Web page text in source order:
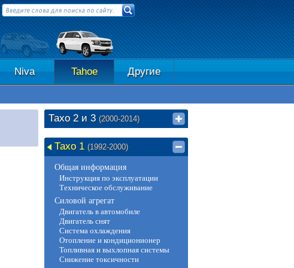
Niva Tahoe Другие
Тахо 2 и 3 (2000-2014)
Тахо 1 (1992-2000)
Общая информация
Инструкция по эксплуатации
Техническое обслуживание
Силовой агрегат
Двигатель в автомобиле
Двигатель снят
Система охлаждения
Отопление и кондиционионер
Топливная и выхлопная системы
Снижение токсичности